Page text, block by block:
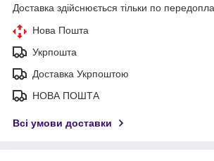
Доставка здійснюється тільки по
Нова Пошта
Укрпошта
Доставка Укрпоштою
НОВА ПОШТА
Всі умови доставки